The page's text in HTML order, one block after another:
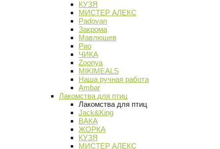
КУЗЯ
МИСТЕР АЛЕКС
Padovan
Закрома
Мавлюшев
Рио
ЧИКА
Zoonya
MIKIMEALS
Наша ручная работа
Ambar
Лакомства для птиц
Лакомства для птиц
Jack&King
ВАКА
ЖОРКА
КУЗЯ
МИСТЕР АЛЕКС